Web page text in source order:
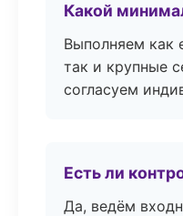
Какой
Выполняем как
так и крупные
согласуем
Есть ли
Да, ведём